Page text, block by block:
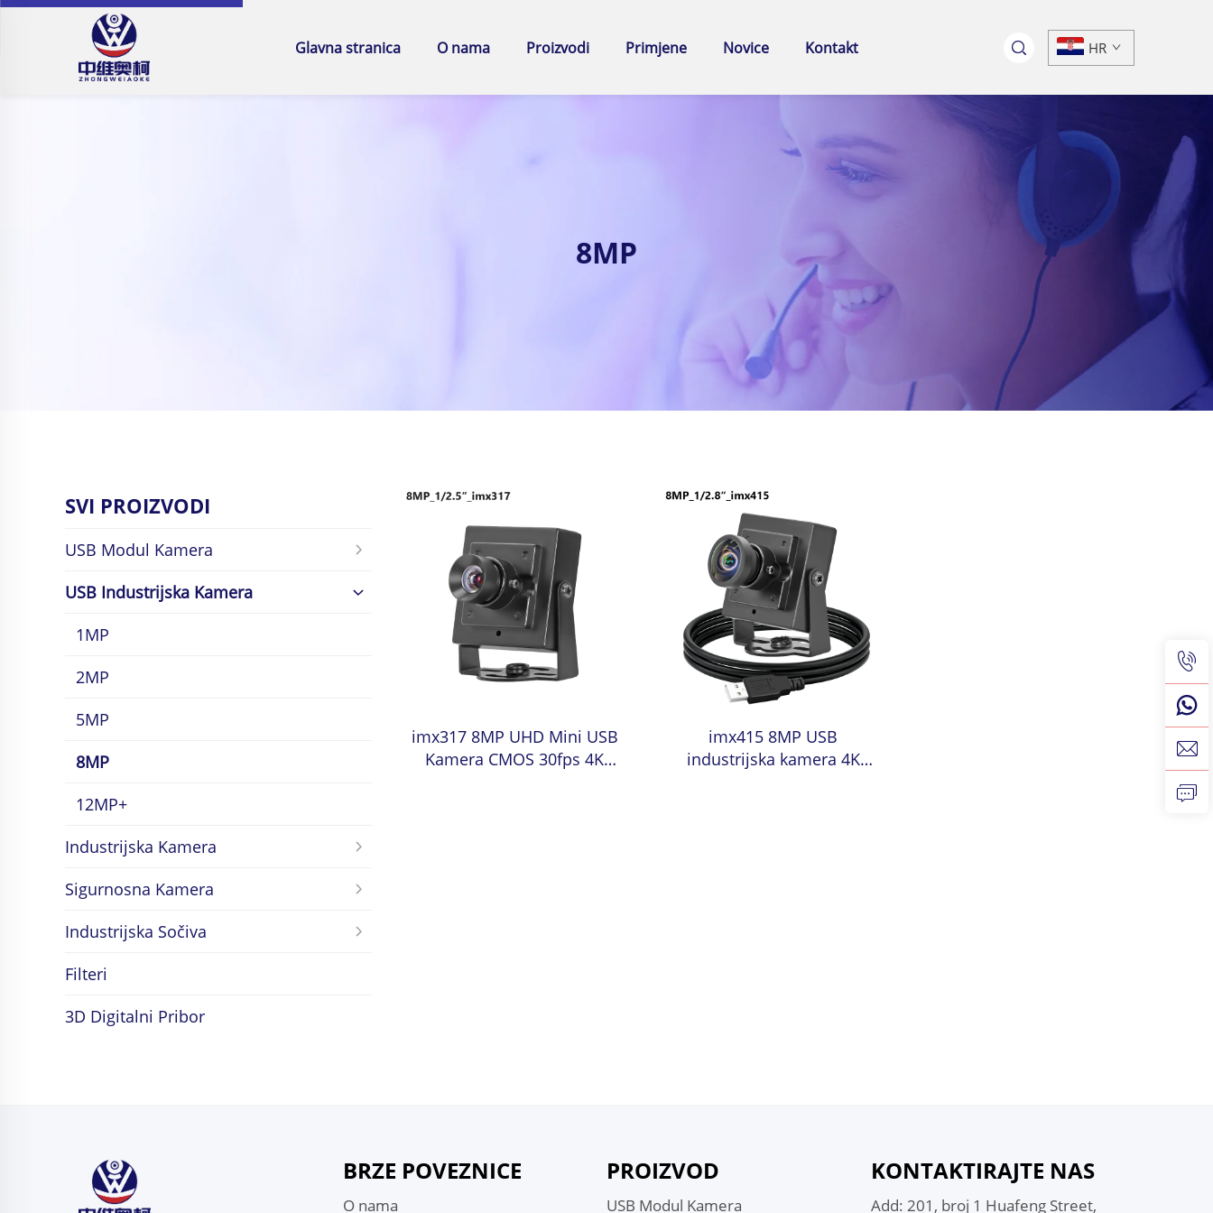
Glavna stranica O nama Proizvodi Primjene Novice Kontakt HR
8MP
SVI PROIZVODI
USB Modul Kamera
USB Industrijska Kamera
1MP
2MP
5MP
8MP
12MP+
Industrijska Kamera
Sigurnosna Kamera
Industrijska Sočiva
Filteri
3D Digitalni Pribor
imx317 8MP UHD Mini USB
Kamera CMOS 30fps 4K
imx415 8MP USB
industrijska kamera 4K
BRZE POVEZNICE
O nama
PROIZVOD
USB Modul Kamera
KONTAKTIRAJTE NAS
Add: 201, broj 1 Huafeng Street,